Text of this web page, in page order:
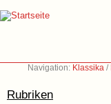
Navigation: Klassika /
Rubriken